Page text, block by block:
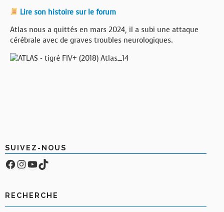
Lire son histoire sur le forum
Atlas nous a quittés en mars 2024, il a subi une attaque
cérébrale avec de graves troubles neurologiques.
SUIVEZ-NOUS
Facebook
Compte Instagram
YouTube
TikTok
RECHERCHE